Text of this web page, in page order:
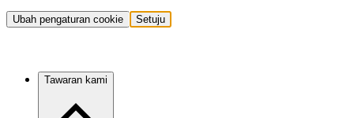
Ubah pengaturan cookie Setuju
Tawaran kami